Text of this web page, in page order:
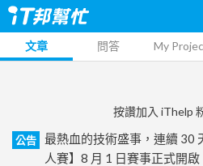
文章 問答 My
按讚加入 iThelp
公告
最熱血的技術盛事，連續 30
人賽】8 月 1 日賽事正式開啟